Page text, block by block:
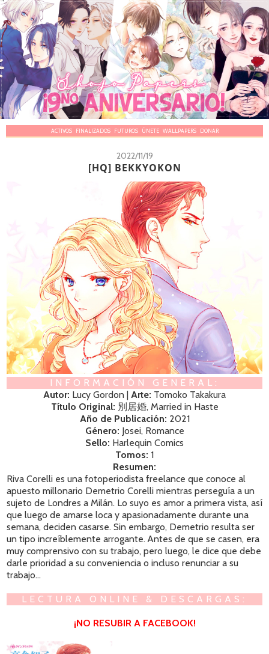
ACTIVOS FINALIZADOS FUTUROS ÚNETE WALLPAPERS DONAR
2022/11/19
[HQ] BEKKYOKON
INFORMACIÓN GENERAL:
Autor: Lucy Gordon | Arte: Tomoko Takakura
Título Original: 別居婚, Married in Haste
Año de Publicación: 2021
Género: Josei, Romance
Sello: Harlequin Comics
Tomos: 1
Resumen:
Riva Corelli es una fotoperiodista freelance que conoce al
apuesto millonario Demetrio Corelli mientras perseguía a un
sujeto de Londres a Milán. Lo suyo es amor a primera vista, así
que luego de amarse loca y apasionadamente durante una
semana, deciden casarse. Sin embargo, Demetrio resulta ser
un tipo increíblemente arrogante. Antes de que se casen, era
muy comprensivo con su trabajo, pero luego, le dice que debe
darle prioridad a su conveniencia o incluso renunciar a su
trabajo...
LECTURA ONLINE & DESCARGAS:
¡NO RESUBIR A FACEBOOK!